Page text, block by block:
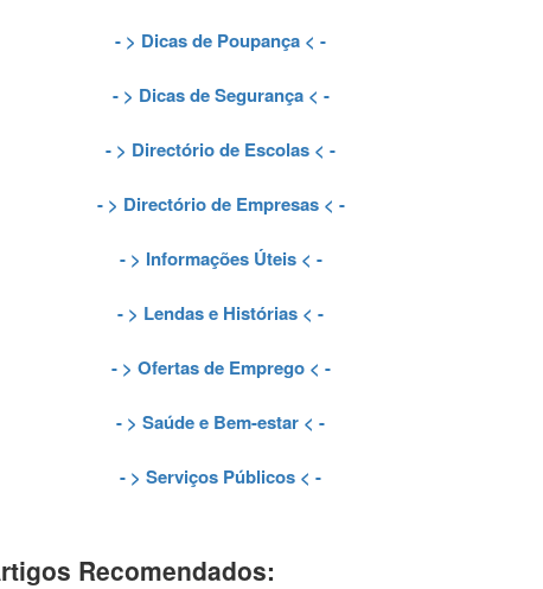
- > Dicas de Poupança < -
- > Dicas de Segurança< -
- > Directório de Escolas < -
- > Directório de Empresas< -
- > Informações Úteis< -
- > Lendas e Histórias < -
- > Ofertas de Emprego< -
- > Saúde e Bem-estar < -
- > Serviços Públicos < -
Recomendados: